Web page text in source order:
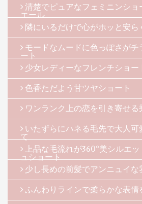
清楚でピュアなフェミニンショ
エール
隣にいるだけで心がホッと安ら
モードなムードに色っぽさがチ
ート
少女レディーなフレンチショー
色香ただよう甘ツヤショート
ワンランク上の恋を引き寄せる
いたずらにハネる毛先で大人
て
上品な毛流れが360°美シルエ
ュショート
少し長めの前髪でアンニュイな
ふんわりラインで柔らかな表情